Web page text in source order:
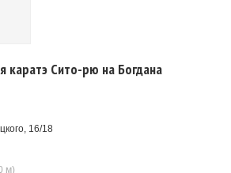
каратэ Сито-рю на Богдана
16/18
м)